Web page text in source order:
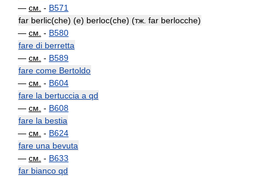
— см. - B571
far berlic(che) (e) berloc(che) (тж. far berlocche)
— см. - B580
fare di berretta
— см. - B589
fare come Bertoldo
— см. - B604
fare la bertuccia a qd
— см. - B608
fare la bestia
— см. - B624
fare una bevuta
— см. - B633
far bianco qd